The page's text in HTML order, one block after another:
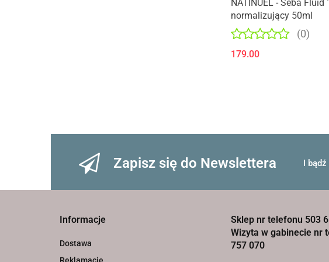
NATINUEL - Seba Fluid
normalizujący 50ml
(0)
179.00
Zapisz się do Newslettera I
Informacje
Dostawa
Reklamacje
Sklep nr telefonu 503
Wizyta w gabinecie nr
757 070